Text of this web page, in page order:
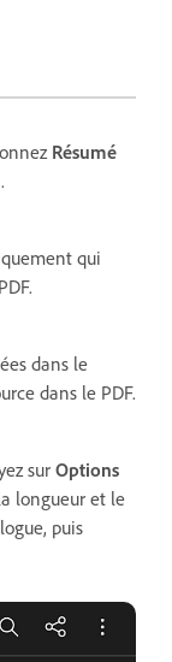
Résumé
qui
dans le
dans le PDF.
sur Options
longueur et le
puis